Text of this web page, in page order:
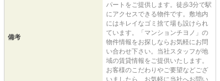
備考
パートをご提供します。徒歩3分で駅
にアクセスできる物件です。敷地内
にはキレイなゴミ捨て場も設けられ
ています。「マンションチヨノ」の
物件情報をお探しならお気軽にお問
い合わせ下さい。当社スタッフが地
域の賃貸情報をご提供いたします。
お客様のこだわりやご要望などござ
いましたら、お気軽に当社へお問い